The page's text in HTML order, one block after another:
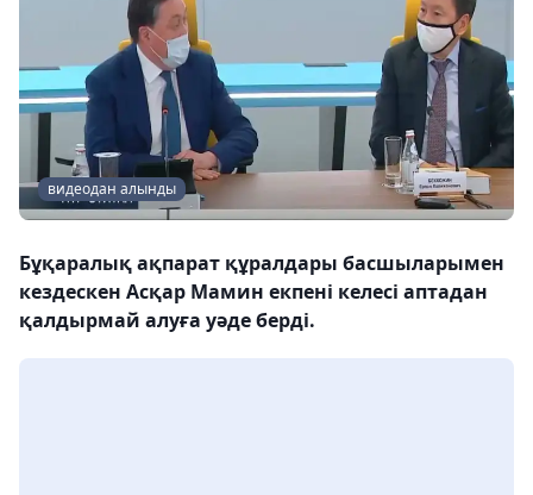
видеодан алынды
Бұқаралық ақпарат құралдары басшыларымен
кездескен Асқар Мамин екпені келесі аптадан
қалдырмай алуға уәде берді.